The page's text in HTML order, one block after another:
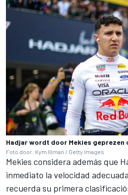
Hadjar wordt door Mekies geprezen
Foto door: Kym Illman / Getty Images
Mekies considera además que
inmediato la velocidad
recuerda su primera